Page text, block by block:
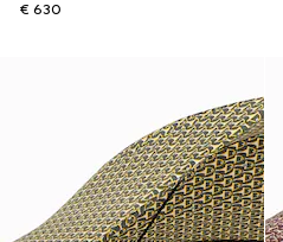
€ 630